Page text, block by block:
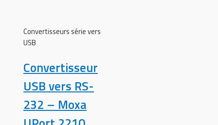
Convertisseurs série vers
USB
Convertisseur
USB vers RS-
232 – Moxa